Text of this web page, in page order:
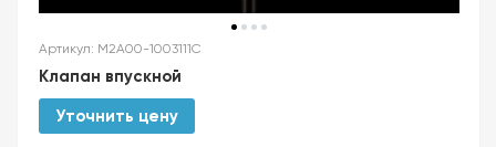
Артикул: M2A00-1003111C
Клапан впускной
Уточнить цену